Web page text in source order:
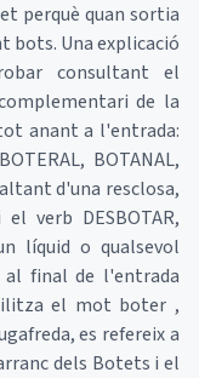
perquè quan sortia
bots. Una explicació
consultant el
de la
anant a l'entrada:
BOTANAL,
d'una resclosa,
verb DESBOTAR,
líquid o qualsevol
al final de l'entrada
el mot boter ,
es refereix a
dels Botets i el